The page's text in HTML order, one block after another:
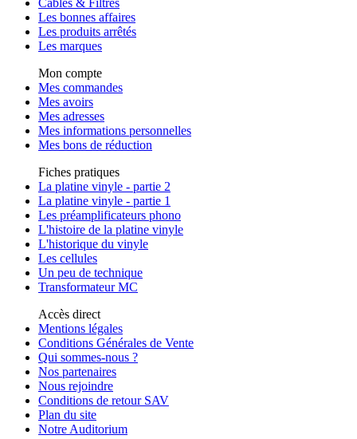
Les bonnes affaires
Les produits arrêtés
Les marques
Mon compte
Mes commandes
Mes avoirs
Mes adresses
Mes informations personnelles
Mes bons de réduction
Fiches pratiques
La platine vinyle - partie 2
La platine vinyle - partie 1
Les préamplificateurs phono
L'histoire de la platine vinyle
L'historique du vinyle
Les cellules
Un peu de technique
Transformateur MC
Accès direct
Mentions légales
Conditions Générales de Vente
Qui sommes-nous ?
Nos partenaires
Nous rejoindre
Conditions de retour SAV
Plan du site
Notre Auditorium